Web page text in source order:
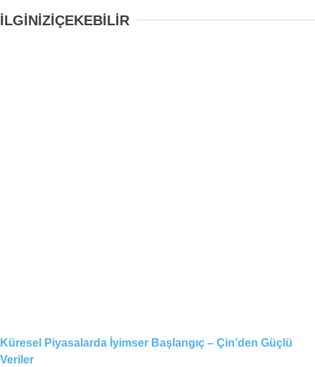
İLGİNİZİÇEKEBİLİR
Küresel Piyasalarda İyimser Başlangıç – Çin’den Güçlü
Veriler